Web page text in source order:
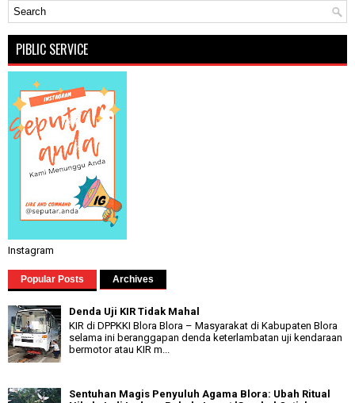
PIBLIC SERVICE
Instagram
Popular Posts Archives
Denda Uji KIR Tidak Mahal
KIR di DPPKKI Blora Blora – Masyarakat di Kabupaten Blora
selama ini beranggapan denda keterlambatan uji kendaraan
bermotor atau KIR m...
Sentuhan Magis Penyuluh Agama Blora: Ubah Ritual